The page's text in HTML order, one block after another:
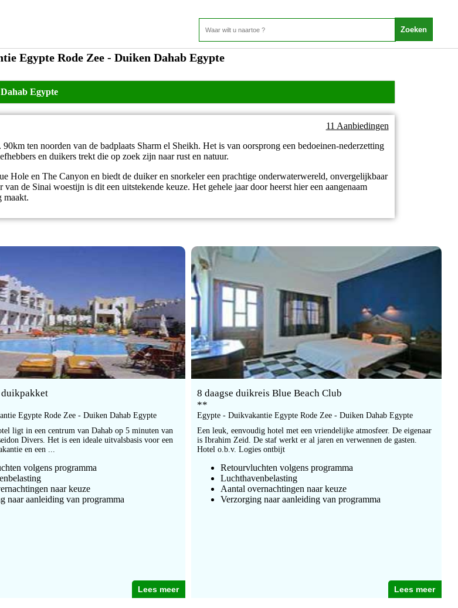
Egypte Rode Zee - Duiken Dahab Egypte
Egypte
11 Aanbiedingen
ten noorden van de badplaats Sharm el Sheikh. Het is van oorsprong een bedoeinen-nederzetting
en duikers trekt die op zoek zijn naar rust en natuur.
Hole en The Canyon en biedt de duiker en snorkeler een prachtige onderwaterwereld, onvergelijkbaar
de Sinai woestijn is dit een uitstekende keuze. Het gehele jaar door heerst hier een aangenaam
maakt.
Egypte Rode Zee - Duiken Dahab Egypte
ligt in een centrum van Dahab op 5 minuten van
Divers. Het is een ideale uitvalsbasis voor een
en een ...
volgens programma
naar keuze
naar aanleiding van programma
Lees meer
8 daagse duikreis Blue Beach Club
**
Egypte - Duikvakantie Egypte Rode Zee - Duiken Dahab Egypte
Een leuk, eenvoudig hotel met een vriendelijke atmosfeer. De eigenaar
is Ibrahim Zeid. De staf werkt er al jaren en verwennen de gasten.
Hotel o.b.v. Logies ontbijt
Retourvluchten volgens programma
Luchthavenbelasting
Aantal overnachtingen naar keuze
Verzorging naar aanleiding van programma
Lees meer